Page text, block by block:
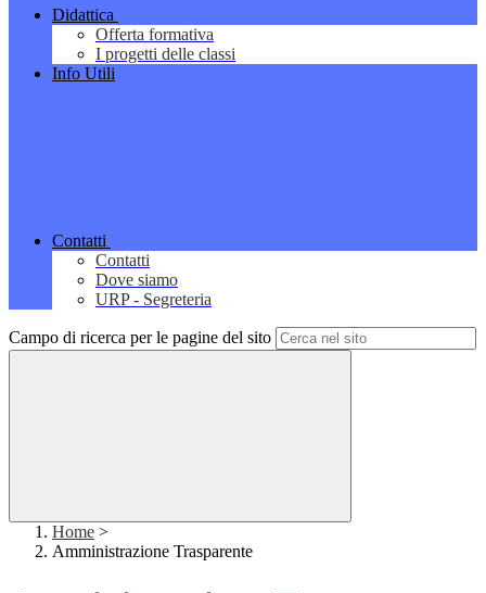
Didattica
Offerta formativa
I progetti delle classi
Info Utili
Contatti
Contatti
Dove siamo
URP - Segreteria
Campo di ricerca per le pagine del sito
Home >
Amministrazione Trasparente